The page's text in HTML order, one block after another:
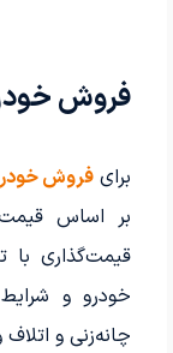
فروش
برایفروش
بر اساس قیمت
قیمت‌گذاری با
خودرو و
چانه‌زنی و